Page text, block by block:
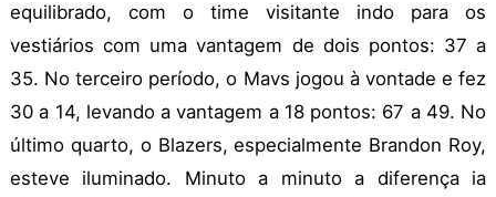
equilibrado, com o time visitante indo para os
vestiários com uma vantagem de dois pontos: 37 a
35. No terceiro período, o Mavs jogou à vontade e fez
30 a 14, levando a vantagem a 18 pontos: 67 a 49. No
último quarto, o Blazers, especialmente Brandon Roy,
esteve iluminado. Minuto a minuto a diferença ia